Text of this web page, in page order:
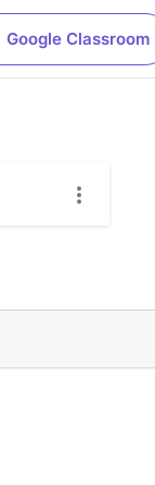
Google Classroom